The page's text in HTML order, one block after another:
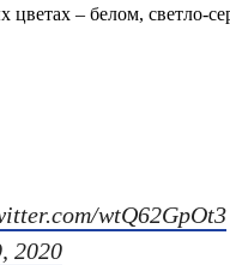
– белом, светло-
wtQ62GpOt3
2020